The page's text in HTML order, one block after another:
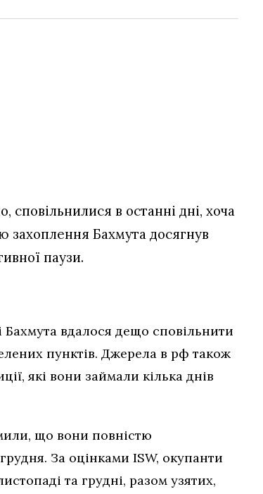
сповільнилися в останні дні, хоча
захоплення Бахмута досягнув
паузи.
вдалося дещо сповільнити
пунктів. Джерела в рф також
які вони займали кілька днів
що вони повністю
За оцінками ISW, окупанти
та грудні, разом узятих,